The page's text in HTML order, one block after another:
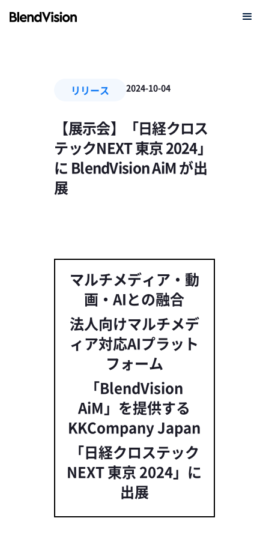
リリース 2024-10-04
【展示会】「日経クロス
テックNEXT 東京 2024」
に BlendVision AiM が出
展
マルチメディア・動
画・AIとの融合
法人向けマルチメデ
ィア対応AIプラット
フォーム
「BlendVision
AiM」を提供する
KKCompany Japan
「日経クロステック
NEXT 東京 2024」に
出展